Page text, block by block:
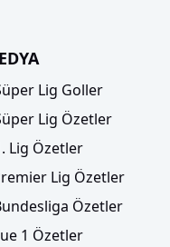
Lig Goller
Lig Özetler
Lig Özetler
Lig Özetler
Özetler
1 Özetler